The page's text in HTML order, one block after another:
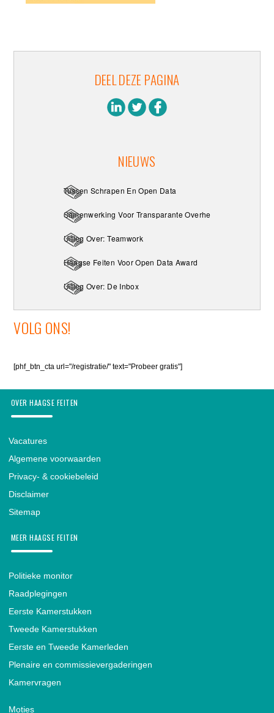
DEEL DEZE PAGINA
NIEUWS
Tussen Schrapen En Open Data
Samenwerking Voor Transparante Overheid
Uitleg Over: Teamwork
Haagse Feiten Voor Open Data Award
Uitleg Over: De Inbox
VOLG ONS!
[phf_btn_cta url="/registratie/" text="Probeer gratis"]
OVER HAAGSE FEITEN
Vacatures
Algemene voorwaarden
Privacy- & cookiebeleid
Disclaimer
Sitemap
MEER HAAGSE FEITEN
Politieke monitor
Raadplegingen
Eerste Kamerstukken
Tweede Kamerstukken
Eerste en Tweede Kamerleden
Plenaire en commissievergaderingen
Kamervragen
Moties